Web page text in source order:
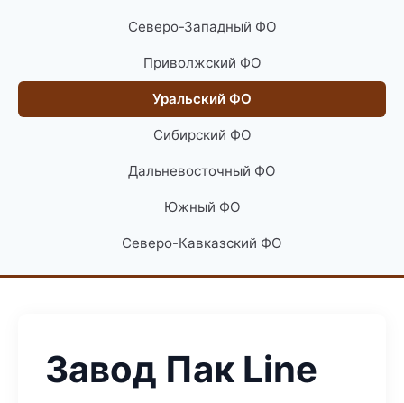
Северо-Западный ФО
Приволжский ФО
Уральский ФО
Сибирский ФО
Дальневосточный ФО
Южный ФО
Северо-Кавказский ФО
Завод Пак Line